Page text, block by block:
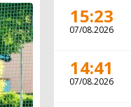
15:23
07/08.2026
14:41
07/08.2026